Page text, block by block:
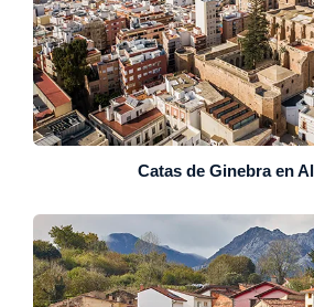
Catas de Ginebra en